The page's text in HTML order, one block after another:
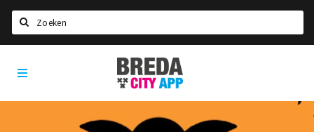
Home
Agenda
Breda
City
App